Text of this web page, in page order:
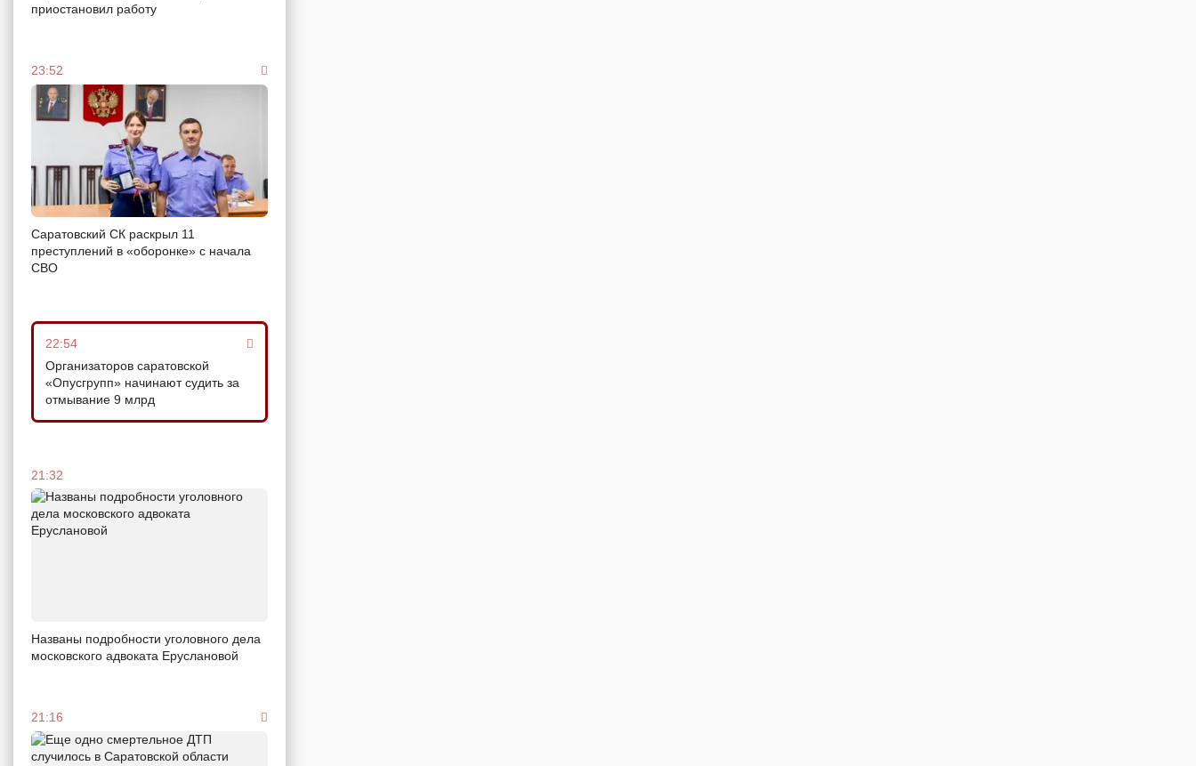
приостановил работу
23:52
Саратовский СК раскрыл 11
преступлений в «оборонке» с начала
СВО
22:54
Организаторов саратовской
«Опусгрупп» начинают судить за
отмывание 9 млрд
21:32
Названы подробности уголовного дела
московского адвоката Еруслановой
21:16